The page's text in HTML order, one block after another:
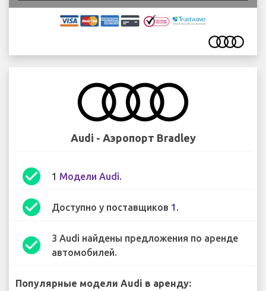
Audi - Аэропорт Bradley
check_circle 1 Модели Audi.
check_circle Доступно у поставщиков 1 .
check_circle
3 Audi найдены предложения по аренде
автомобилей.
Популярные модели Audi в аренду: